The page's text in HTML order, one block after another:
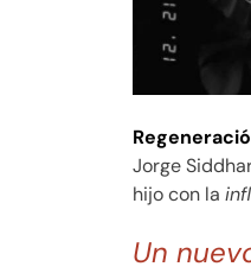
Jorge
hijo con la
Un